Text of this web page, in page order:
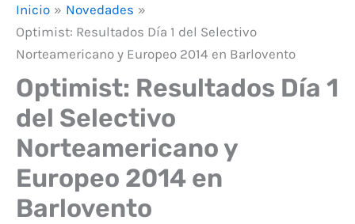
Inicio
Novedades
Optimist: Resultados Día 1 del Selectivo
Norteamericano y Europeo 2014 en Barlovento
Optimist: Resultados Día 1
del Selectivo
Norteamericano y
Europeo 2014 en
Barlovento
b
o
k
g
r
m
b
e